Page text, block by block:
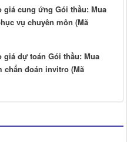
giá cung ứng Gói thầu: Mua
vụ chuyên môn (Mã
giá dự toán Gói thầu: Mua
chẩn đoán invitro (Mã